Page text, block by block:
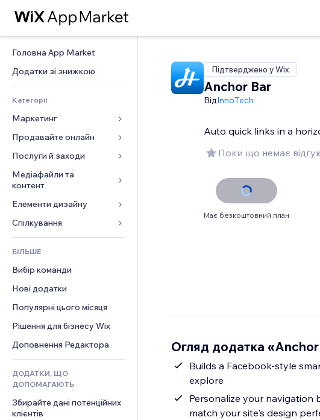
Головна App Market
Додатки зі знижкою
Категорії
Маркетинг
Реклама
Мобільний
Аналітика
Соцмережі
SEO
Залучення
Розміщення сайту
Ел. пошта
Конверсія
Продавайте онлайн
Додатки для магазинів
Надсилання та доставка
Кнопки продажу
Онлайн‑курси
Друк на замовлення
Бухгалтерський облік
Купони й лояльність
Рішення для складів
Дропшипінг
Тарифні плани й підписки
Краудфандинг
Їжа та напої
Послуги й заходи
Готелі
Заходи
Ресторани
Нерухомість
Медіафайли та
контент
Галерея
Музика
Подкасти
Фотографія
Відео
PDF
Обмін файлами
Новини
Елементи дизайну
Карти й навігація
Конфіденційність і безпека
Годинник
Шаблони сторінок
Ефекти зображення
Кнопки та меню
Банери та бейджі
Калькулятори
Пошук
Погода
Графіки й таблиці
Форми
Опитування
Чат
Коментарі
Телефон
Спільнота
Відгуки
CRM
БІЛЬШЕ
Вибір команди
Нові додатки
Популярні цього місяця
Рішення для бізнесу Wix
Доповнення Редактора
ДОДАТКИ, ЩО
ДОПОМАГАЮТЬ
Збирайте дані потенційних
клієнтів
Підтверджено у Wix
Anchor Bar
ВідInnoTech
Auto quick links in a
Поки що немає
Має безкоштовний план
Огляд додатка
Builds a Facebook-style
explore
Personalize your navigation
match your site's design